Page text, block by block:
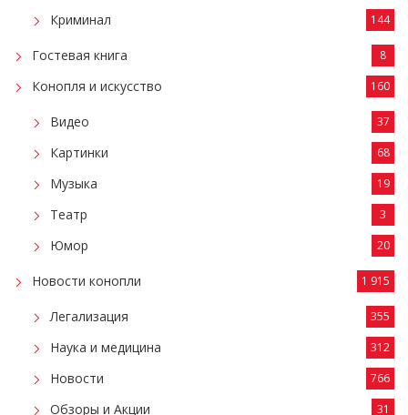
Криминал 144
Гостевая книга 8
Конопля и искусство 160
Видео 37
Картинки 68
Музыка 19
Театр 3
Юмор 20
Новости конопли 1 915
Легализация 355
Наука и медицина 312
Новости 766
Обзоры и Акции 31